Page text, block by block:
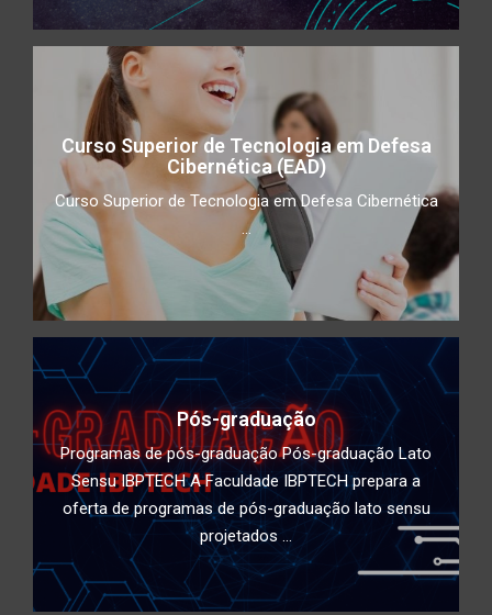
Curso Superior de Tecnologia em Defesa
Cibernética (EAD)
Curso Superior de Tecnologia em Defesa Cibernética
...
Pós-graduação
Programas de pós-graduação Pós-graduação Lato
Sensu IBPTECH A Faculdade IBPTECH prepara a
oferta de programas de pós-graduação lato sensu
projetados ...